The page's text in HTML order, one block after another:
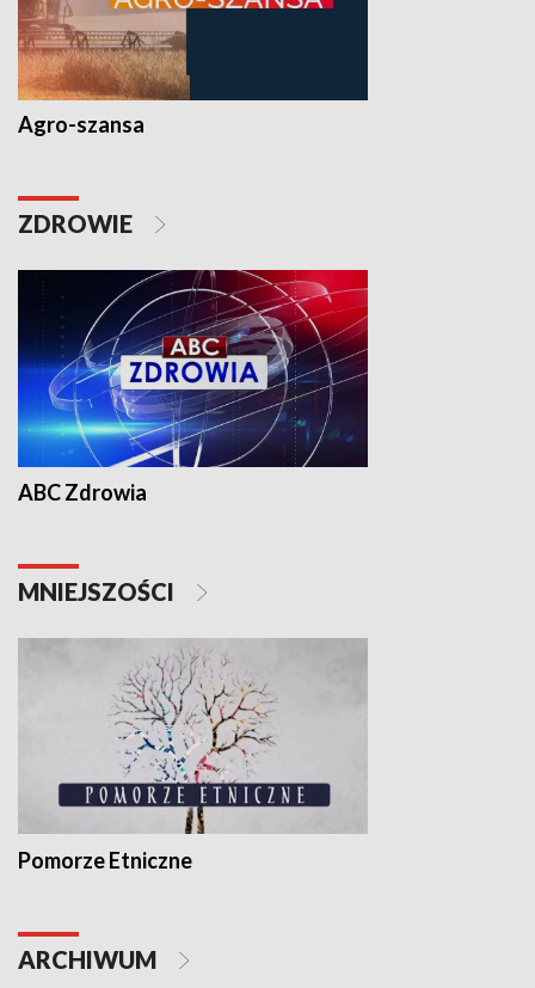
Agro-szansa
ZDROWIE
ABC Zdrowia
MNIEJSZOŚCI
Pomorze Etniczne
ARCHIWUM